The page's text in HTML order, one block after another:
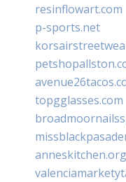
resinflowart.com
p-sports.net
topgglasses.com
anneskitchen.org